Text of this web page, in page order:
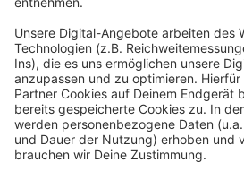
Studio